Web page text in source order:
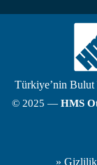
Türkiye’nin Bulut
© 2025 — HMS
» Gizlilik